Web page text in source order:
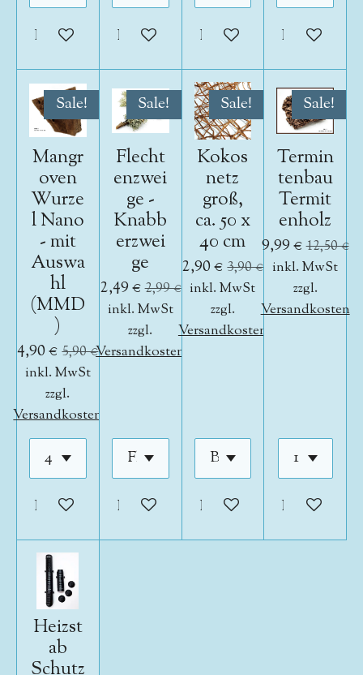
In den WarenkorbIn den WarenkorbIn den Warenkorb
In den
Sale!
Mangr
oven
Wurze
l Nano
- mit
Auswa
hl
(MMD
)
4,90 € 5,90 €
inkl. MwSt
zzgl.
Versandkosten
In den Warenkorb
Sale!
Flecht
enzwei
ge -
Knabb
erzwei
ge
2,49 €2,99 €
inkl. MwSt
zzgl.
Versandkosten
In den Warenkorb
Sale!
Kokos
netz
groß,
ca. 50 x
40 cm
2,90 € 3,90 €
inkl. MwSt
zzgl.
Versandkosten
In den Warenkorb
Sale!
Termin
tenbau
Termit
enholz
9,99 €12,50 €
inkl. MwSt
zzgl.
Versandkosten
In den
Heizst
ab